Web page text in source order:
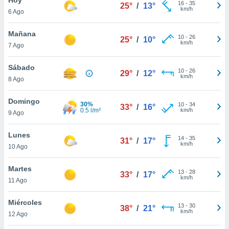
en
más
nuestra
de
cookies
aceptar
6 Ago
25° / 13° 16- 35
km/h
Mañana
7 Ago
25° / 10° 10- 26
km/h
Sábado
8 Ago
29° / 12° 10- 26
km/h
Domingo
9 Ago
30%
0.5 l/m²
33° / 16° 10- 34
km/h
Lunes
10 Ago
31° / 17° 14- 35
km/h
Martes
11 Ago
33° / 17° 13- 28
km/h
Miércoles
12 Ago
38° / 21° 13- 30
km/h